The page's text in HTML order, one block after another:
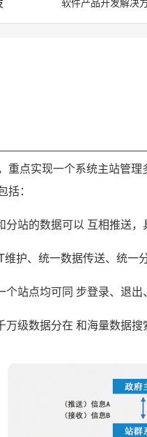
重点实现一个系统主站管
：
分站的数据可以 互相推送
维护、统一数据传送、统一
个站点均可同 步登录、退
万级数据分在 和海量数据搜